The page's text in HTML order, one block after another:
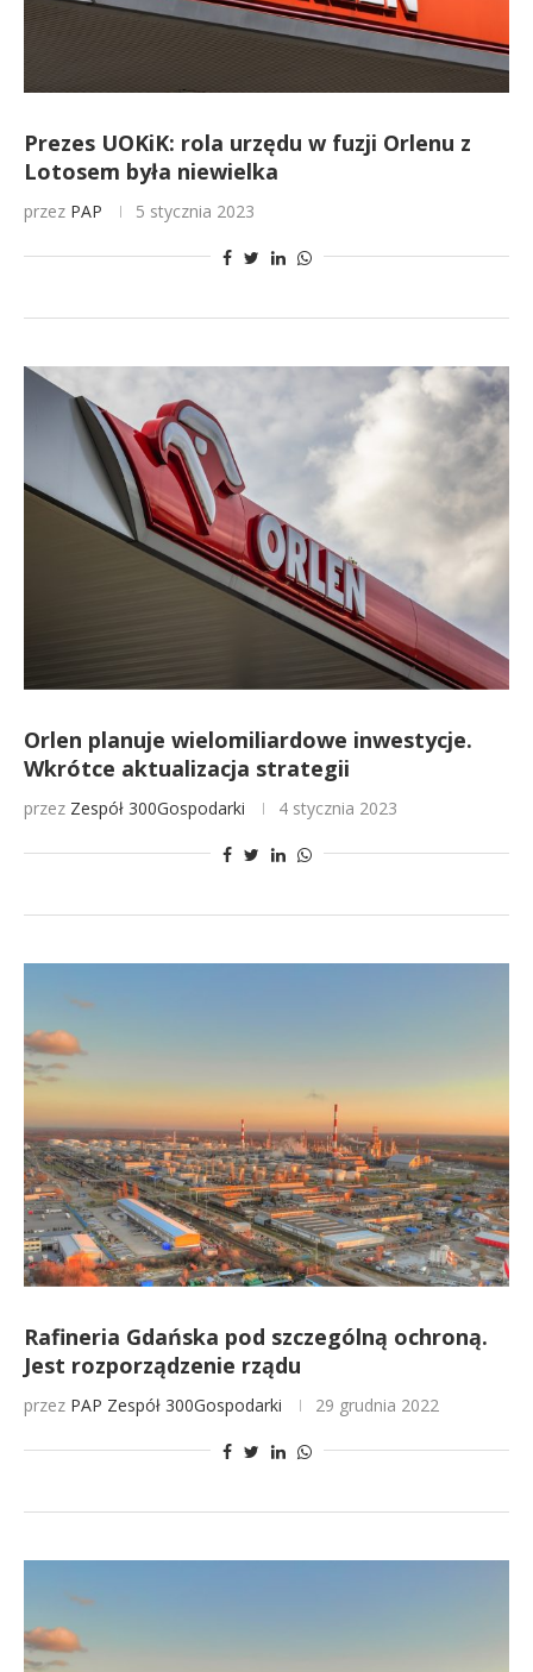
Prezes UOKiK: rola urzędu w fuzji Orlenu z
Lotosem była niewielka
przez PAP 5 stycznia 2023
Orlen planuje wielomiliardowe inwestycje.
Wkrótce aktualizacja strategii
przez Zespół 300Gospodarki 4 stycznia 2023
Rafineria Gdańska pod szczególną ochroną.
Jest rozporządzenie rządu
przez PAP Zespół 300Gospodarki 29 grudnia 2022